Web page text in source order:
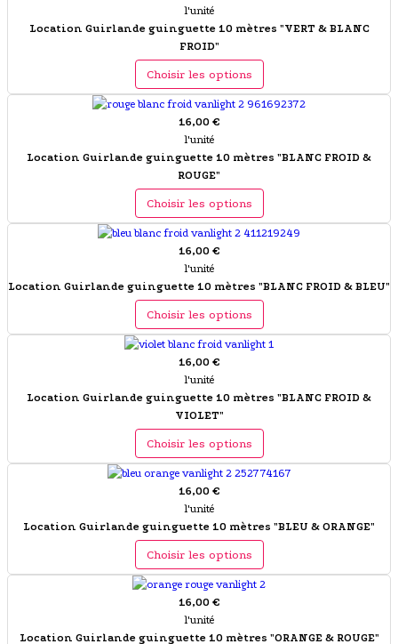
l'unité
Location Guirlande guinguette 10 mètres "VERT & BLANC
FROID"
Choisir les options
16,00 €
l'unité
Location Guirlande guinguette 10 mètres "BLANC FROID &
ROUGE"
Choisir les options
16,00 €
l'unité
Location Guirlande guinguette 10 mètres "BLANC FROID & BLEU"
Choisir les options
16,00 €
l'unité
Location Guirlande guinguette 10 mètres "BLANC FROID &
VIOLET"
Choisir les options
16,00 €
l'unité
Location Guirlande guinguette 10 mètres "BLEU & ORANGE"
Choisir les options
16,00 €
l'unité
Location Guirlande guinguette 10 mètres "ORANGE & ROUGE"